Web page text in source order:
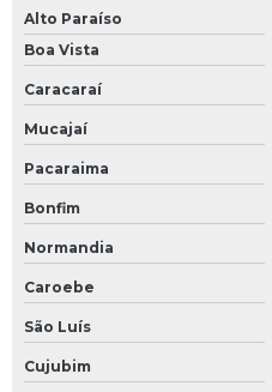
Alto Paraíso
Boa Vista
Caracaraí
Mucajaí
Pacaraima
Bonfim
Normandia
Caroebe
São Luís
Cujubim